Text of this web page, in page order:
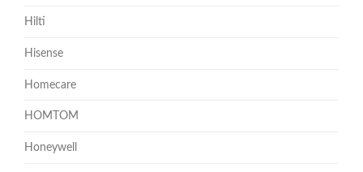
Hilti
Hisense
Homecare
HOMTOM
Honeywell